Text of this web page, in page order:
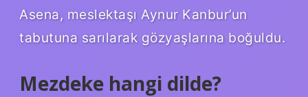
Asena, meslektaşı Aynur Kanbur’un
tabutuna sarılarak gözyaşlarına boğuldu.
Mezdeke hangi dilde?